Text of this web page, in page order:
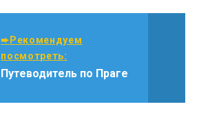
➨Рекомендуем
посмотреть:
Путеводитель по Праге